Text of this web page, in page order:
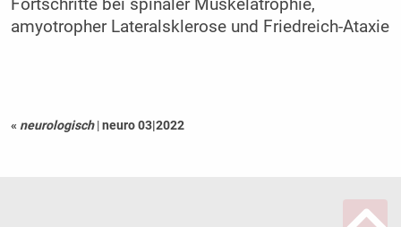
Fortschritte bei spinaler Muskelatrophie,
amyotropher Lateralsklerose und Friedreich-Ataxie
« neurologisch |neuro 03|2022